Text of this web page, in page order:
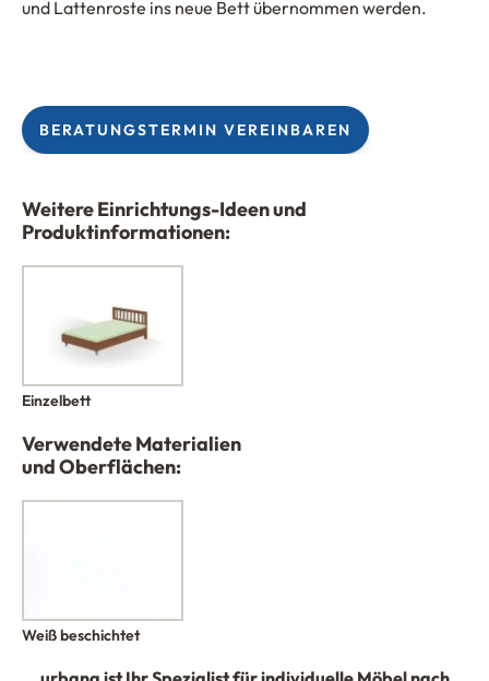
und Lattenroste ins neue Bett übernommen werden.
BERATUNGSTERMIN VEREINBAREN
Weitere Einrichtungs-Ideen und
Produktinformationen:
Einzelbett
Verwendete Materialien
und Oberflächen:
Weiß beschichtet